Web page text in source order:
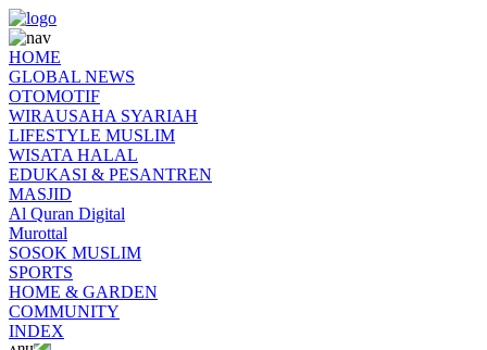
HOME
GLOBAL NEWS
OTOMOTIF
WIRAUSAHA SYARIAH
LIFESTYLE MUSLIM
WISATA HALAL
EDUKASI & PESANTREN
MASJID
Al Quran Digital
Murottal
SOSOK MUSLIM
SPORTS
HOME & GARDEN
COMMUNITY
INDEX